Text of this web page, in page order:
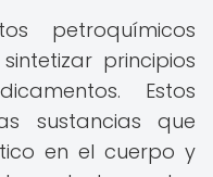
petroquímicos
principios
Estos
sustancias que
en el cuerpo y